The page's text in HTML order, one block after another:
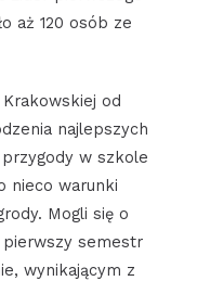
aż 120 osób ze
Krakowskiej od
najlepszych
w szkole
nieco warunki
Mogli się o
pierwszy semestr
wynikającym z